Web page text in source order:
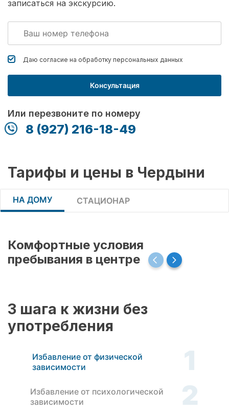
записаться на экскурсию.
Даю согласие на обработку персональных данных
Консультация
Или перезвоните по номеру
8 (927) 216-18-49
Тарифы и цены в Чердыни
НА ДОМУ СТАЦИОНАР
Комфортные условия
пребывания в центре
3 шага к жизни без
употребления
Избавление от физической
зависимости
1
Избавление от психологической
зависимости
2